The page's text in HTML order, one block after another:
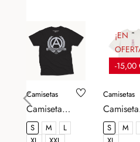
Camisetas
Camiseta
No Laws No
Borders -
S M
L
¡EN
-15,00
Camisetas
Camiseta
The Og
Classic
S M